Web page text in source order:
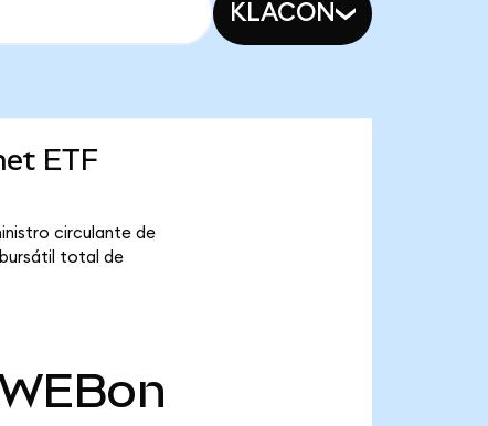
KLACON
ETF
circulante de
bursátil total de